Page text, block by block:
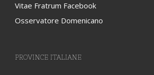
Vitae Fratrum Facebook
Osservatore Domenicano
PROVINCE ITALIANE